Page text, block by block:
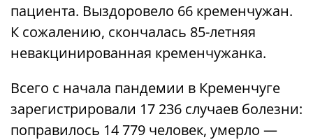
пациента. Выздоровело 66 кременчужан.
К сожалению, скончалась 85-летняя
невакцинированная кременчужанка.
Всего с начала пандемии в Кременчуге
зарегистрировали 17 236 случаев болезни:
поправилось 14 779 человек, умерло —